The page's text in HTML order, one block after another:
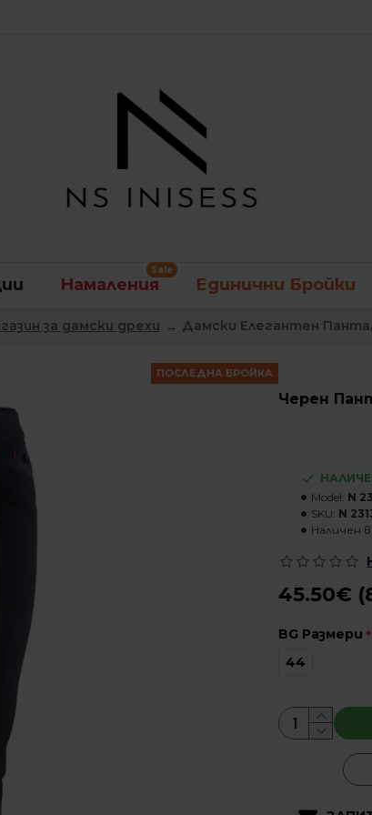
Намаления
Sale
Единични Бройки
за дамски дрехи Дамски Елегантен
ПОСЛЕДНА БРОЙКА
Черен
Model: N
SKU: N
Наличен в:
45.50€
BG Размери
44